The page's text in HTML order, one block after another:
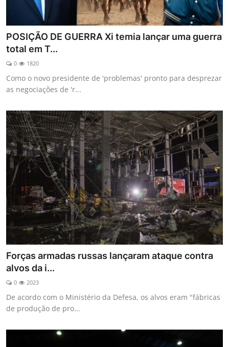
POSIÇÃO DE GUERRA Xi temia lançar uma guerra
total em T...
0 1820
Como o novo presidente de 'problemas' pronto para desprezar
as negociações de 'r...
Forças armadas russas lançaram ataque contra
alvos da i...
0 2023
De acordo com o Ministério da Defesa, os alvos eram "fábricas
de produção de pro...